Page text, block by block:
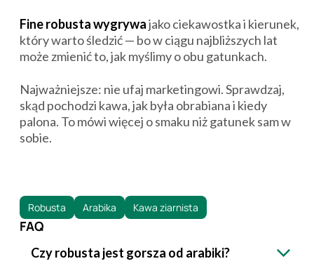
Fine robusta wygrywajako ciekawostka i kierunek,
który warto śledzić — bo w ciągu najbliższych lat
może zmienić to, jak myślimy o obu gatunkach.
Najważniejsze: nie ufaj marketingowi. Sprawdzaj,
skąd pochodzi kawa, jak była obrabiana i kiedy
palona. To mówi więcej o smaku niż gatunek sam w
sobie.
Robusta Arabika Kawa ziarnista
FAQ
Czy robusta jest gorsza od arabiki?